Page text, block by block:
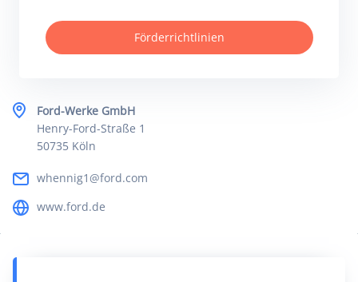
Ford-Werke GmbH
Henry-Ford-Straße 1
50735 Köln
whennig1@ford.com
www.ford.de
Förderrichtlinien